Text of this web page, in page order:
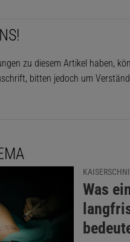
zu diesem Artikel haben,
bitten jedoch um
:
Was